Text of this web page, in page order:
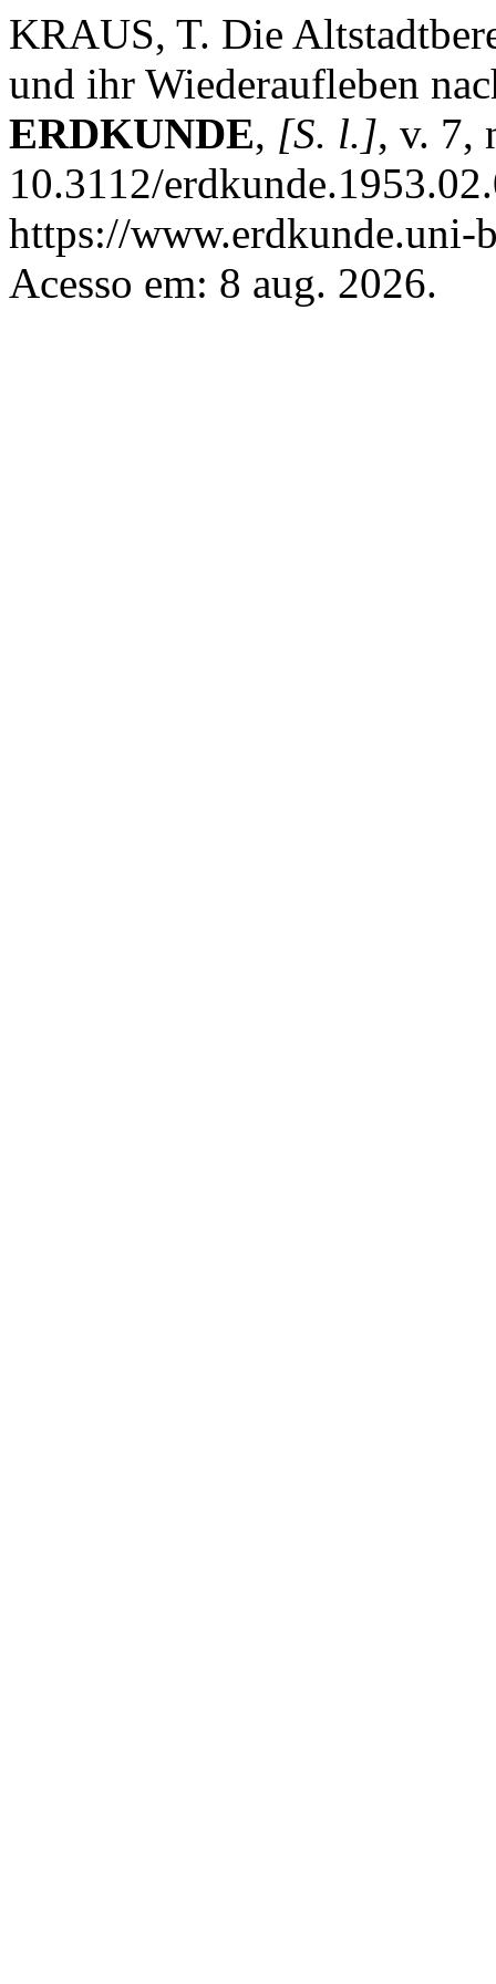
KRAUS, T. Die
und ihr Wiederaufleben
ERDKUNDE, [S. l.], v. 7,
10.3112/
https://www.erdkunde.uni-
Acesso em: 8 aug. 2026.